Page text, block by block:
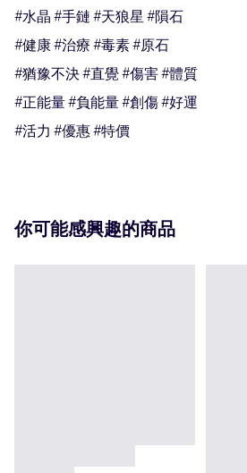
#水晶 #手鏈 #天狼星 #隕石
#健康 #治療 #毒素 #原石
#猶豫不決 #直覺 #傷害 #體質
#正能量 #負能量 #創傷 #好運
#活力 #優惠 #特價
你可能感興趣的商品